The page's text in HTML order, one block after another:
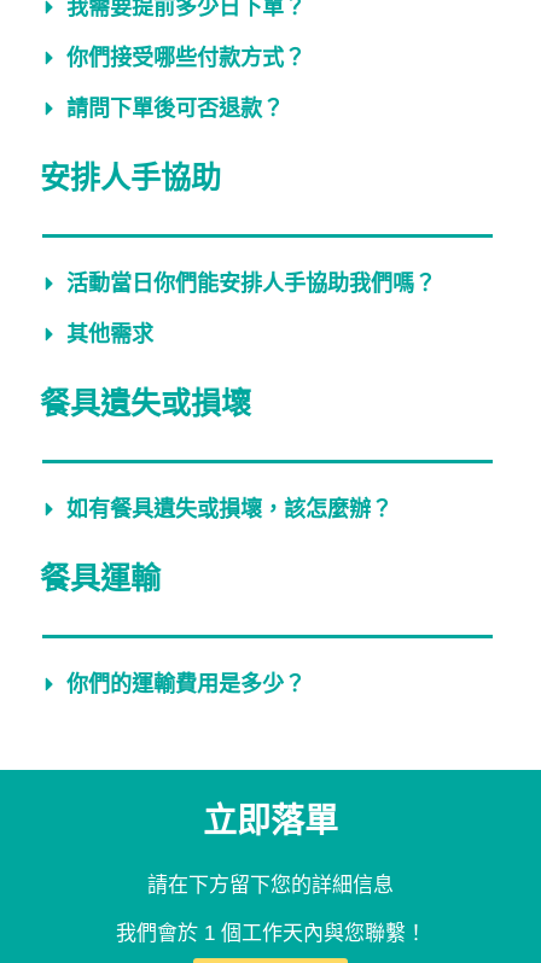
我需要提前多少日下單？
你們接受哪些付款方式？
請問下單後可否退款？
安排人手協助
活動當日你們能安排人手協助我們嗎？​
其他需求
餐具遺失或損壞
如有餐具遺失或損壞，該怎麼辦？
餐具運輸
你們的運輸費用是多少？
立即落單
請在下方留下您的詳細信息
我們會於 1 個工作天內與您聯繫！